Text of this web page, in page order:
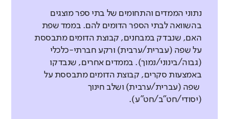
נתוני הממדים והתחומים של בתי ספר מוצגים
בהשוואה לבתי הספר הדומים להם. בממד שפת
האם, שנבדק במבחנים, קבוצת הדומים מתבססת
על שפה (עברית/ערבית) ורקע חברתי-כלכלי
(גבוה/בינוני/נמוך). בממדים אחרים, שנבדקו
באמצעות סקרים, קבוצת הדומים מתבססת על
שפה (עברית/ערבית) ושלב חינוך
(יסודי/חט"ב/חט"ע).